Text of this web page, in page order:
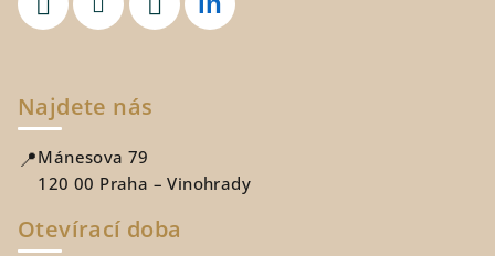
Najdete nás
📍Mánesova 79
120 00 Praha – Vinohrady
Otevírací doba